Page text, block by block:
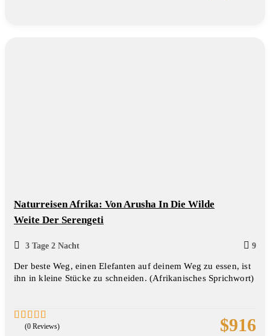
Naturreisen Afrika: Von Arusha In Die Wilde
Weite Der Serengeti
3 Tage 2 Nacht 9
Der beste Weg, einen Elefanten auf deinem Weg zu essen, ist
ihn in kleine Stücke zu schneiden. (Afrikanisches Sprichwort)
$916
(0 Reviews)